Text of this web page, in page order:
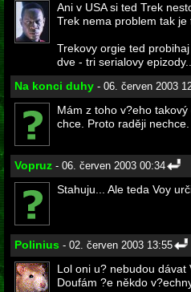
Ani v USA si ted Trek
Trek nema problem tak
Trekovy orgie ted
dve - tri serialovy
Na konci duhy - 06. červen 2003
Mám z toho v?eho
chce. Proto raději nechce.
Vopruz - 06. červen 2003 00:34
Stahuju... Ale teda Voy
Polinius - 02. červen 2003 13:55
Lol oni u? nebudou dávat
Doufám ?e někdo